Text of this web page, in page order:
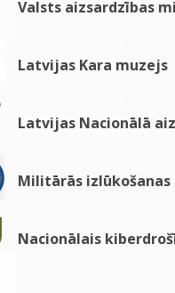
Valsts aizsardzības
Latvijas Kara muzejs
Latvijas Nacionālā
Militārās izlūkošanas
Nacionālais